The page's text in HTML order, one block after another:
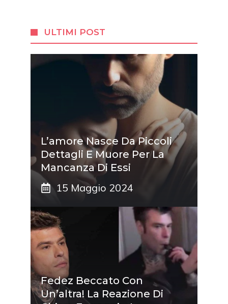
ULTIMI POST
L’amore Nasce Da Piccoli
Dettagli E Muore Per La
Mancanza Di Essi
15 Maggio 2024
Fedez Beccato Con
Un’altra! La Reazione Di